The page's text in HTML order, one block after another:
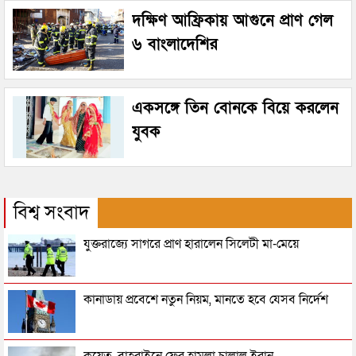
দক্ষিণ আফ্রিকায় আগুনে প্রাণ গেল
৬ বাংলাদেশির
একসঙ্গে তিন বোনকে বিয়ে করলেন
যুবক
বিশ্ব সংবাদ
যুক্তরাজ্যে সাগরে প্রাণ হারালেন সিলেটী মা-মেয়ে
কানাডায় প্রবেশে নতুন নিয়ম, মানতে হবে যেসব নির্দেশ